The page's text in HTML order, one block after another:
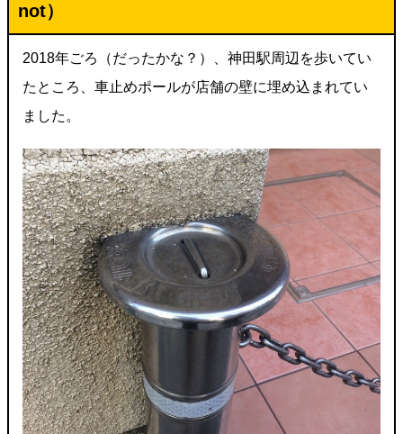
not）
2018年ごろ（だったかな？）、神田駅周辺を歩いてい
たところ、車止めポールが店舗の壁に埋め込まれてい
ました。